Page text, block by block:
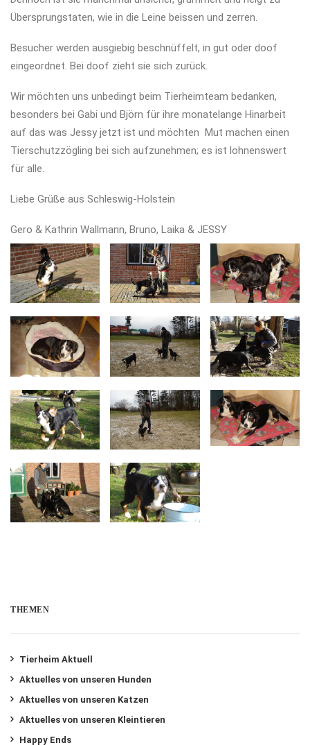
Übersprungstaten, wie in die Leine beissen und zerren.
Besucher werden ausgiebig beschnüffelt, in gut oder doof
eingeordnet. Bei doof zieht sie sich zurück.
Wir möchten uns unbedingt beim Tierheimteam bedanken,
besonders bei Gabi und Björn für ihre monatelange Hinarbeit
auf das was Jessy jetzt ist und möchten Mut machen einen
Tierschutzzögling bei sich aufzunehmen; es ist lohnenswert
für alle.
Liebe Grüße aus Schleswig-Holstein
Gero & Kathrin Wallmann, Bruno, Laika & JESSY
THEMEN
Tierheim Aktuell
Aktuelles von unseren Hunden
Aktuelles von unseren Katzen
Aktuelles von unseren Kleintieren
Happy Ends